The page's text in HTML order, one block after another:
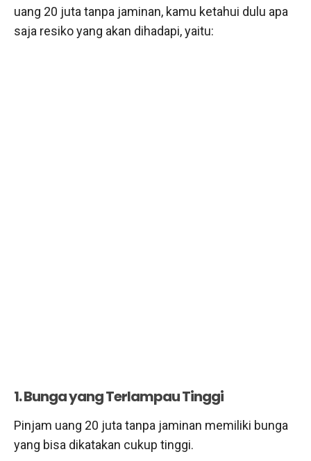
uang 20 juta tanpa jaminan, kamu ketahui dulu apa
saja resiko yang akan dihadapi, yaitu:
1. Bunga yang Terlampau Tinggi
Pinjam uang 20 juta tanpa jaminan memiliki bunga
yang bisa dikatakan cukup tinggi.